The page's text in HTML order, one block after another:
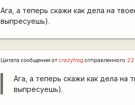
Ага, а теперь скажи как дела на
выпресуешь).
Цитата сообщения отcrazyfrog отправленного
Ага, а теперь скажи как дела
выпресуешь).